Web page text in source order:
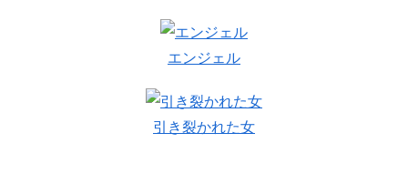
エンジェル
引き裂かれた女